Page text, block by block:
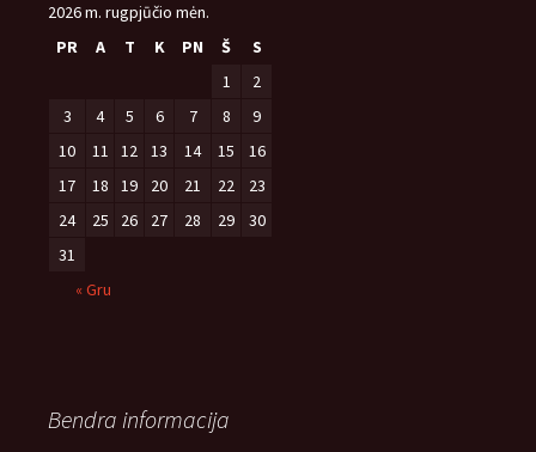
2026 m. rugpjūčio mėn.
PR
A T K PN Š
S
1
2
3
4 5 6 7 8
9
10
11 12 13 14 15
16
17
18 19 20 21 22
23
24
25 26 27 28 29
30
31
« Gru
Bendra informacija